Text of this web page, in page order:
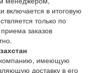
включается в итоговую
только по
заказов
компанию, имеющую
доставку в его